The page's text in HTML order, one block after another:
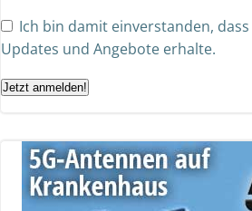
Ich bin damit einverstanden, dass
Updates und Angebote erhalte.
Jetzt anmelden!